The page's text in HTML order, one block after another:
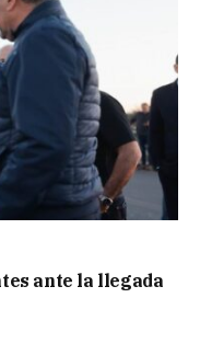
ante la llegada